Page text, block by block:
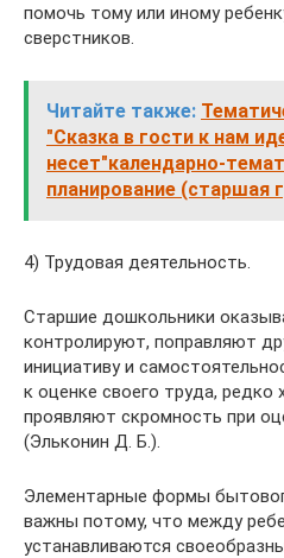
помочь тому или иному
сверстников.
Читайте также:
"Сказка в гости к нам
несет"календарно-
планирование (старшая
4) Трудовая деятельность.
Старшие дошкольники
контролируют, поправляют
инициативу и
к оценке своего труда, редко
проявляют скромность при
(Эльконин Д. Б.).
Элементарные формы
важны потому, что между
устанавливаются